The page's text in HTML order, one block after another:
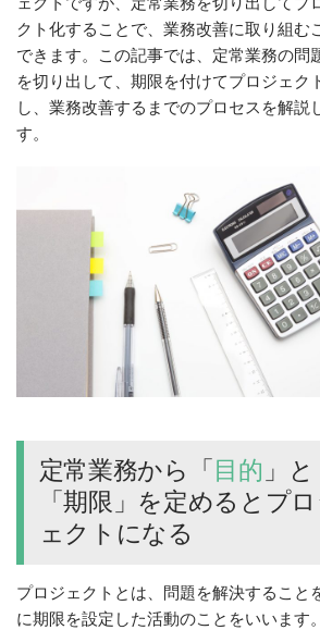
クト化することで、業務改善に取り組む
できます。この記事では、定常業務の問
を切り出して、期限を付けてプロジェク
し、業務改善するまでのプロセスを解説
す。
定常業務から「目的 」と
「期限」を定めるとプ
ェクトになる
プロジェクトとは、問題を解決すること
に期限を設定した活動のことをいいます。